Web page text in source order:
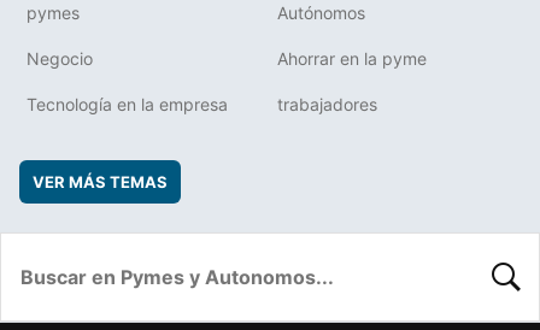
pymes Autónomos
Negocio Ahorrar en la pyme
Tecnología en la empresa trabajadores
VER MÁS TEMAS